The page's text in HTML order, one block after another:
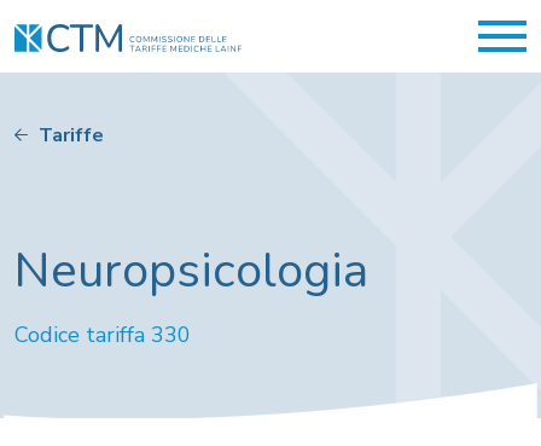
Tariffe
Neuropsicologia
Codice tariffa 330